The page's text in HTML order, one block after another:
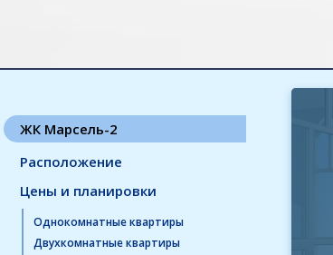
ЖК Марсель-2
Расположение
Цены и планировки
Однокомнатные квартиры
Двухкомнатные квартиры